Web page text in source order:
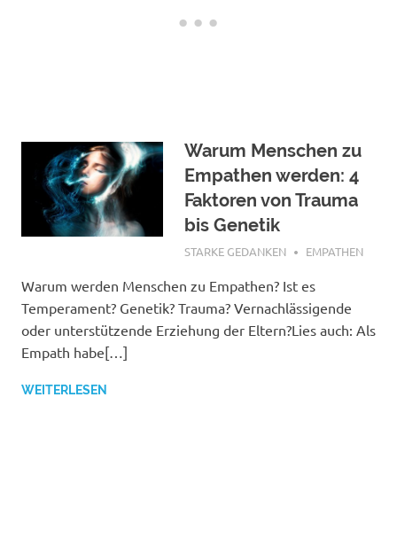
Warum Menschen zu
Empathen werden: 4
Faktoren von Trauma
bis Genetik
DEZEMBER 9, 2021
STARKE GEDANKEN EMPATHEN
Warum werden Menschen zu Empathen? Ist es
Temperament? Genetik? Trauma? Vernachlässigende
oder unterstützende Erziehung der Eltern?Lies auch: Als
Empath habe[…]
WEITERLESEN